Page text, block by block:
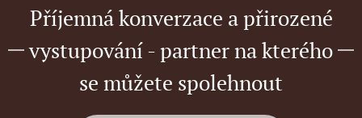
Příjemná konverzace a přirozené
vystupování - partner na kterého
se můžete spolehnout